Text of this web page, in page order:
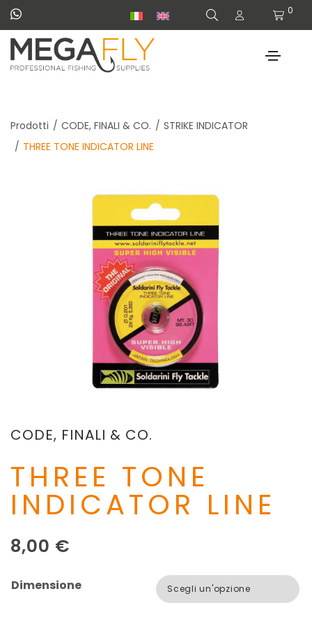
0
Prodotti CODE, FINALI & CO.
STRIKE INDICATOR
THREE TONE INDICATOR LINE
CODE, FINALI & CO.
THREE TONE
INDICATOR LINE
8,00 €
Dimensione